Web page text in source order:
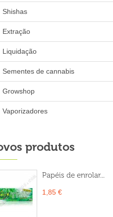
Shishas
Extração
Liquidação
Sementes de cannabis
Growshop
Vaporizadores
produtos
Papéis de enrolar...
1,85 €